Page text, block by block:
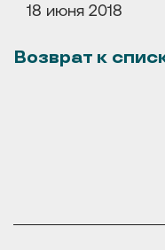
18 июня 2018
Возврат к